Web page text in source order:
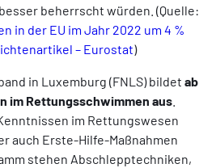
beherrscht würden. (Quelle:
in der EU im Jahr 2022 um 4 %
– Eurostat)
in Luxemburg (FNLS) bildet ab
im Rettungsschwimmen aus
im Rettungswesen
auch Erste-Hilfe-Maßnahmen
stehen Abschlepptechniken,